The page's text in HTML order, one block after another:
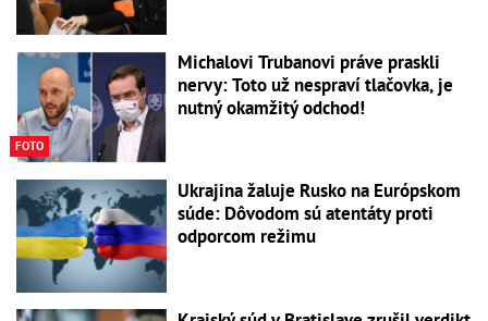
FOTO
Michalovi Trubanovi práve praskli
nervy: Toto už nespraví tlačovka, je
nutný okamžitý odchod!
Ukrajina žaluje Rusko na Európskom
súde: Dôvodom sú atentáty proti
odporcom režimu